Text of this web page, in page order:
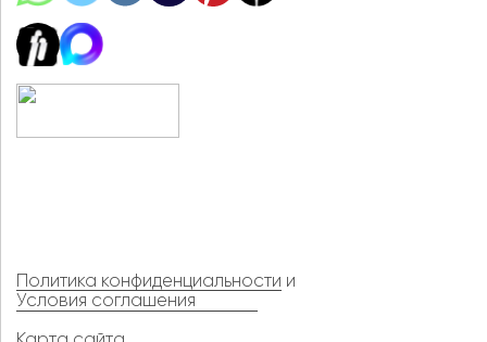
Политика конфиденциальности и
Условия соглашения